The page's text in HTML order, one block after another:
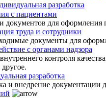
разработка
с пациентами
документов для оформления
труда и сотрудники
документы для
с органами надзора
контроля
разработка
и внедрение